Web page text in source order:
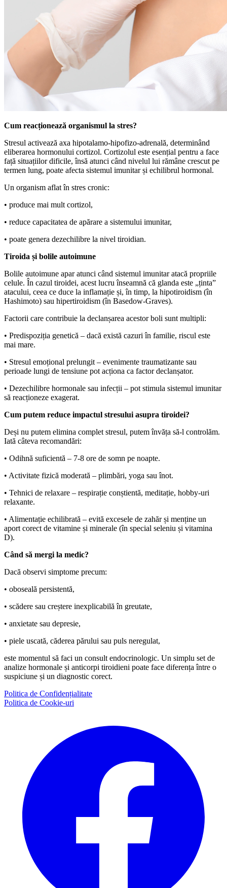
Cum reacționează organismul la stres?
Stresul activează axa hipotalamo-hipofizo-adrenală, determinând
eliberarea hormonului cortizol. Cortizolul este esențial pentru a face
față situațiilor dificile, însă atunci când nivelul lui rămâne crescut pe
termen lung, poate afecta sistemul imunitar și echilibrul hormonal.
Un organism aflat în stres cronic:
• produce mai mult cortizol,
• reduce capacitatea de apărare a sistemului imunitar,
• poate genera dezechilibre la nivel tiroidian.
Tiroida și bolile autoimune
Bolile autoimune apar atunci când sistemul imunitar atacă propriile
celule. În cazul tiroidei, acest lucru înseamnă că glanda este „ținta”
atacului, ceea ce duce la inflamație și, în timp, la hipotiroidism (în
Hashimoto) sau hipertiroidism (în Basedow-Graves).
Factorii care contribuie la declanșarea acestor boli sunt multipli:
• Predispoziția genetică – dacă există cazuri în familie, riscul este
mai mare.
• Stresul emoțional prelungit – evenimente traumatizante sau
perioade lungi de tensiune pot acționa ca factor declanșator.
• Dezechilibre hormonale sau infecții – pot stimula sistemul imunitar
să reacționeze exagerat.
Cum putem reduce impactul stresului asupra tiroidei?
Deși nu putem elimina complet stresul, putem învăța să-l controlăm.
Iată câteva recomandări:
• Odihnă suficientă – 7-8 ore de somn pe noapte.
• Activitate fizică moderată – plimbări, yoga sau înot.
• Tehnici de relaxare – respirație conștientă, meditație, hobby-uri
relaxante.
• Alimentație echilibrată – evită excesele de zahăr și menține un
aport corect de vitamine și minerale (în special seleniu și vitamina
D).
Când să mergi la medic?
Dacă observi simptome precum:
• oboseală persistentă,
• scădere sau creștere inexplicabilă în greutate,
• anxietate sau depresie,
• piele uscată, căderea părului sau puls neregulat,
este momentul să faci un consult endocrinologic. Un simplu set de
analize hormonale și anticorpi tiroidieni poate face diferența între o
suspiciune și un diagnostic corect.
Politica de Confidențialitate
Politica de Cookie-uri